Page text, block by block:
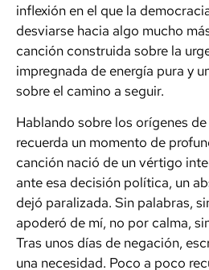
inflexión en el que la
desviarse hacia algo mucho
canción construida sobre la
impregnada de energía pura y
sobre el camino a seguir.
Hablando sobre los orígenes
recuerda un momento de
canción nació de un vértigo
ante esa decisión política, un
dejó paralizada. Sin palabras,
apoderó de mí, no por calma,
Tras unos días de negación,
una necesidad. Poco a poco